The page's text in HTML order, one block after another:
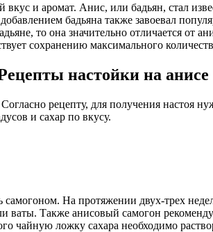
и аромат. Анис, или бадьян, стал
бадьяна также завоевал
то она значительно отличается от
сохранению максимального
настойки на анисе
рецепту, для получения настоя
и сахар по вкусу.
На протяжении двух-трех
ваты. Также анисовый самогон
чайную ложку сахара необходимо